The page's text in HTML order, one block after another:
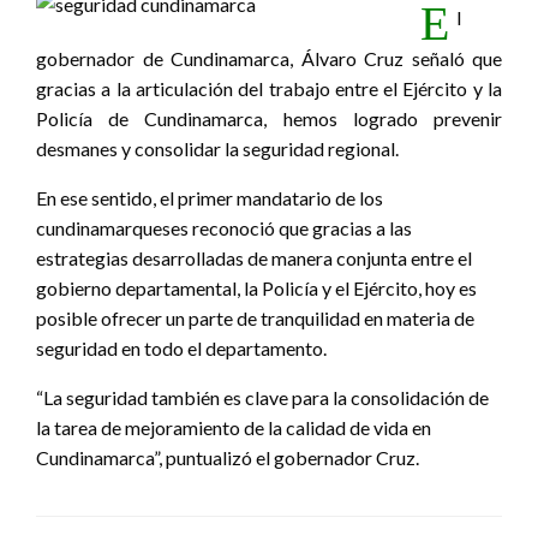
E l
gobernador de Cundinamarca, Álvaro Cruz señaló que
gracias a la articulación del trabajo entre el Ejército y la
Policía de Cundinamarca, hemos logrado prevenir
desmanes y consolidar la seguridad regional.
En ese sentido, el primer mandatario de los
cundinamarqueses reconoció que gracias a las
estrategias desarrolladas de manera conjunta entre el
gobierno departamental, la Policía y el Ejército, hoy es
posible ofrecer un parte de tranquilidad en materia de
seguridad en todo el departamento.
“La seguridad también es clave para la consolidación de
la tarea de mejoramiento de la calidad de vida en
Cundinamarca”, puntualizó el gobernador Cruz.